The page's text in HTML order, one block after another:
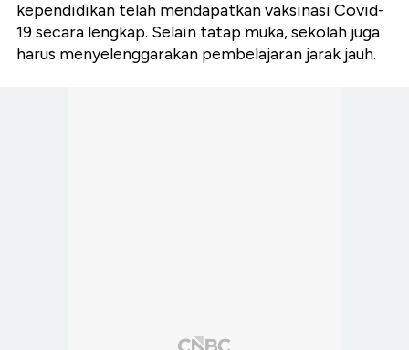
kependidikan telah mendapatkan vaksinasi Covid-
19 secara lengkap. Selain tatap muka, sekolah juga
harus menyelenggarakan pembelajaran jarak jauh.